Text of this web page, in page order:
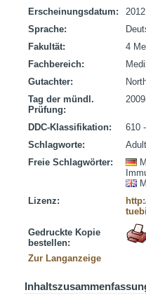
Erscheinungsdatum:
2012
Sprache:
Fakultät:
4
Fachbereich:
Gutachter:
Tag der mündl.
Prüfung:
DDC-Klassifikation:
610
Schlagworte:
Freie Schlagwörter:
Lizenz:
Gedruckte Kopie
bestellen:
Zur Langanzeige